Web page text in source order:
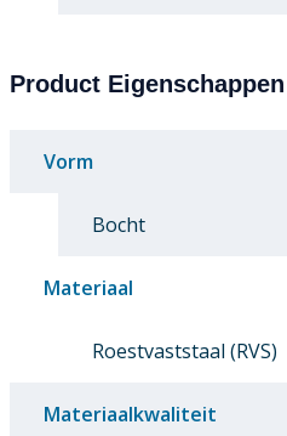
Product Eigenschappen
Vorm
Bocht
Materiaal
Roestvaststaal (RVS)
Materiaalkwaliteit